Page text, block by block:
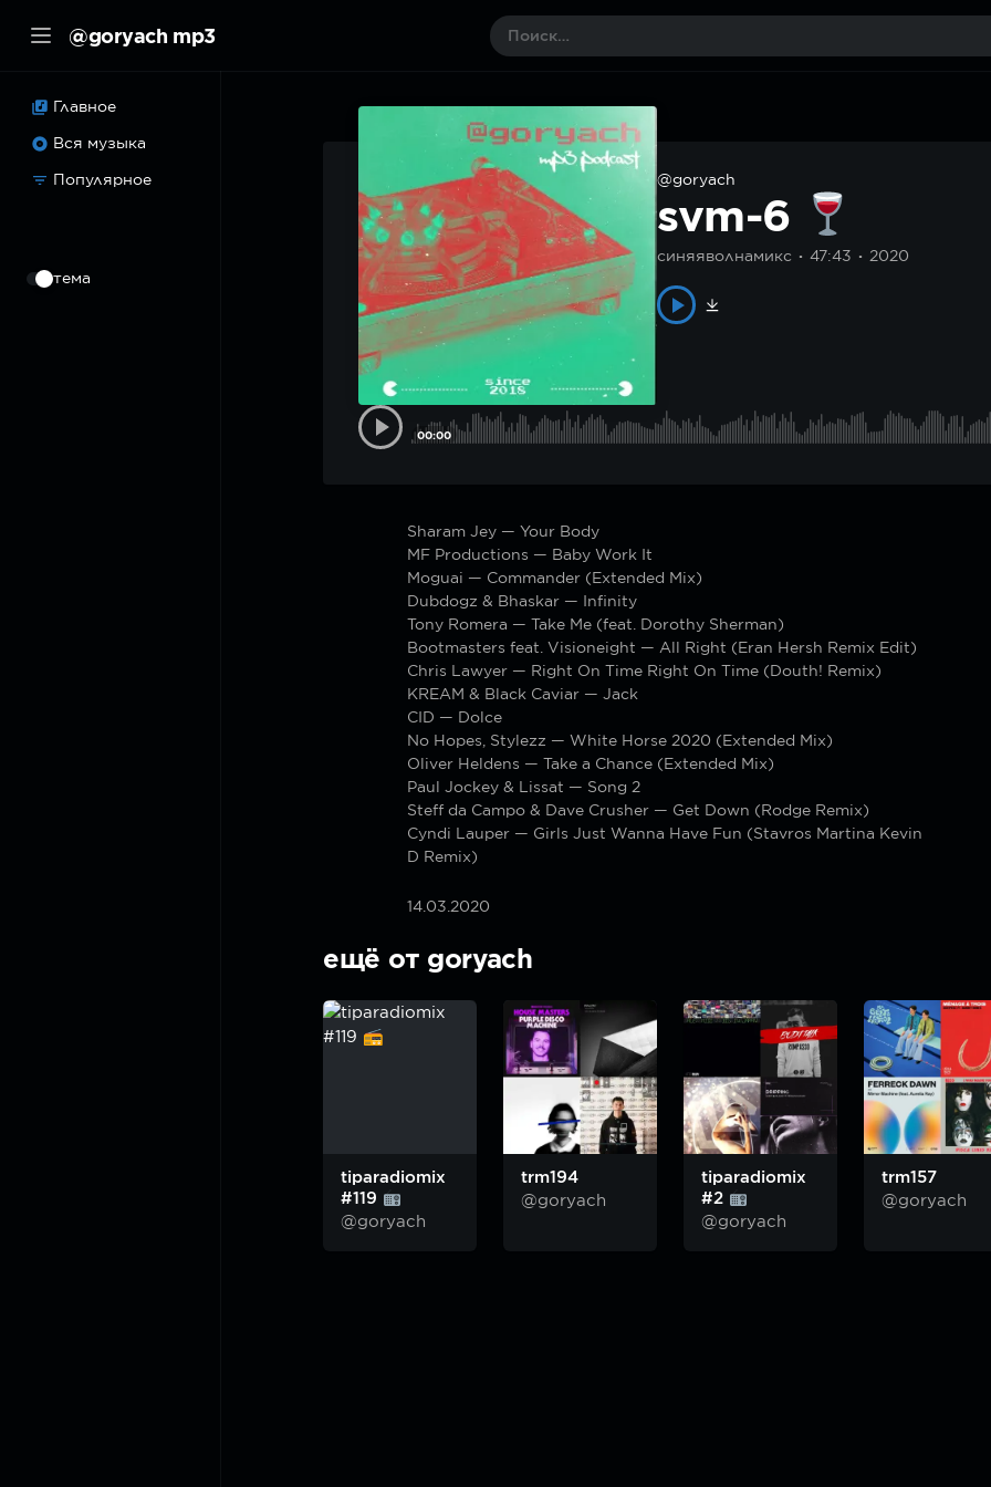
@goryach mp3
Главное
Вся музыка
Популярное
тема
@goryach
svm-6
синяяволнамикс 47:43 2020
00:00
Sharam Jey — Your Body
MF Productions — Baby Work It
Moguai — Commander (Extended Mix)
Dubdogz & Bhaskar — Infinity
Tony Romera — Take Me (feat. Dorothy Sherman)
Bootmasters feat. Visioneight — All Right (Eran Hersh Remix Edit)
Chris Lawyer — Right On Time Right On Time (Douth! Remix)
KREAM & Black Caviar — Jack
CID — Dolce
No Hopes, Stylezz — White Horse 2020 (Extended Mix)
Oliver Heldens — Take a Chance (Extended Mix)
Paul Jockey & Lissat — Song 2
Steff da Campo & Dave Crusher — Get Down (Rodge Remix)
Cyndi Lauper — Girls Just Wanna Have Fun (Stavros Martina Kevin
D Remix)
14.03.2020
ещё от goryach
tiparadiomix
#119
@goryach
trm194
@goryach
tiparadiomix
#2
@goryach
trm157
@goryach